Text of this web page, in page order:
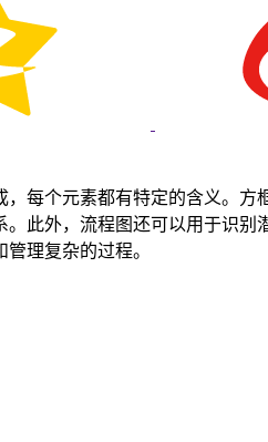
每个元素都有特定的含义。方
此外，流程图还可以用于识别
理复杂的过程。